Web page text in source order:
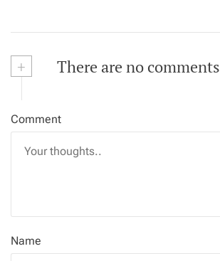
+ There are no comments
Comment
Name